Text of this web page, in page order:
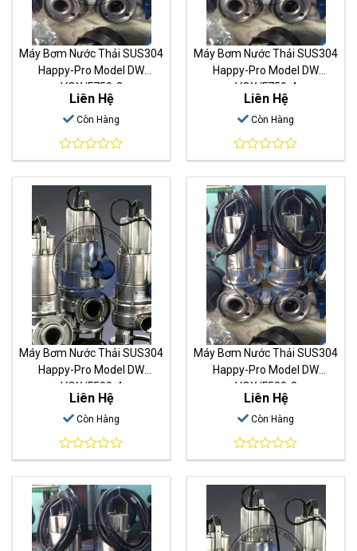
Máy Bơm Nước Thải SUS304
Happy-Pro Model DW
VOX/F750-3
Liên Hệ
Còn Hàng
0
out
of
Máy Bơm Nước Thải SUS304
Happy-Pro Model DW
VOX/F750-4
Liên Hệ
Còn Hàng
0
out
of
5
Máy Bơm Nước Thải SUS304
Happy-Pro Model DW
VOX/F500-4
Liên Hệ
Còn Hàng
0
out
of
5
Máy Bơm Nước Thải SUS304
Happy-Pro Model DW
VOX/F500-3
Liên Hệ
Còn Hàng
0
out
of